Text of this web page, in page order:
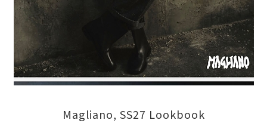
Magliano, SS27 Lookbook